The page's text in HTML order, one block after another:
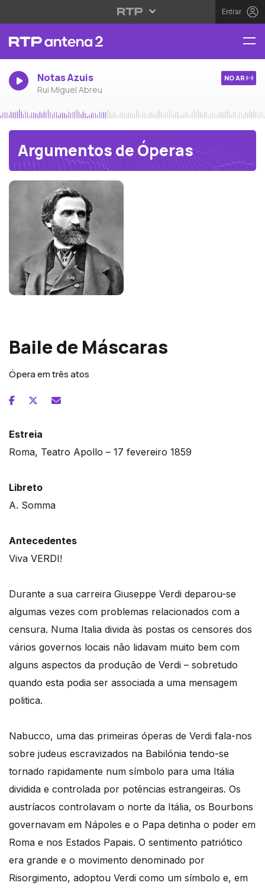
Entrar
Notas Azuis
Rui Miguel Abreu
NO AR
Argumentos de Óperas
Baile de Máscaras
Ópera em três atos
Estreia
Roma, Teatro Apollo – 17 fevereiro 1859
Libreto
A. Somma
Antecedentes
Viva VERDI!
Durante a sua carreira Giuseppe Verdi deparou-se
algumas vezes com problemas relacionados com a
censura. Numa Italia divida às postas os censores dos
vários governos locais não lidavam muito bem com
alguns aspectos da produção de Verdi – sobretudo
quando esta podia ser associada a uma mensagem
politica.
Nabucco, uma das primeiras óperas de Verdi fala-nos
sobre judeus escravizados na Babilónia tendo-se
tornado rapidamente num símbolo para uma Itália
dividida e controlada por potências estrangeiras. Os
austríacos controlavam o norte da Itália, os Bourbons
governavam em Nápoles e o Papa detinha o poder em
Roma e nos Estados Papais. O sentimento patriótico
era grande e o movimento denominado por
Risorgimento, adoptou Verdi como um símbolo e, em